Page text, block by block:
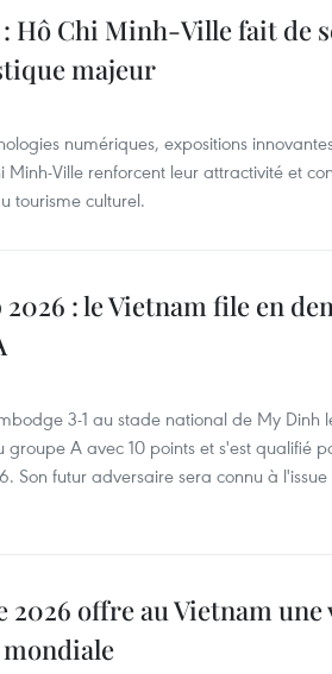
Hô Chi Minh-Ville fait de
majeur
numériques, expositions
Minh-Ville renforcent leur attractivité et
tourisme culturel.
2026 : le Vietnam file en
3-1 au stade national de My Dinh
groupe A avec 10 points et s'est qualifié
Son futur adversaire sera connu à
2026 offre au Vietnam